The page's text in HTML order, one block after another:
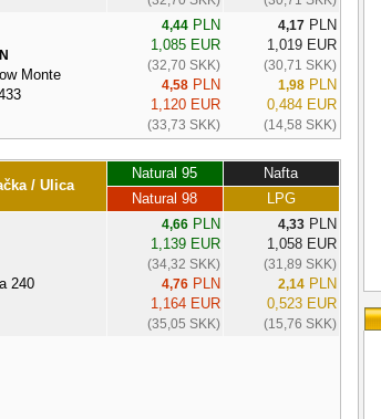
Monte
4,44PLN
1,085 EUR
(32,70 SKK)
4,58PLN
1,120 EUR
(33,73 SKK)
4,17PLN
1,019 EUR
(30,71 SKK)
1,98PLN
0,484 EUR
(14,58 SKK)
/ Ulica
Natural 95 Nafta
Natural 98 LPG
240
4,66PLN
1,139 EUR
(34,32 SKK)
4,76PLN
1,164 EUR
(35,05 SKK)
4,33PLN
1,058 EUR
(31,89 SKK)
2,14PLN
0,523 EUR
(15,76 SKK)